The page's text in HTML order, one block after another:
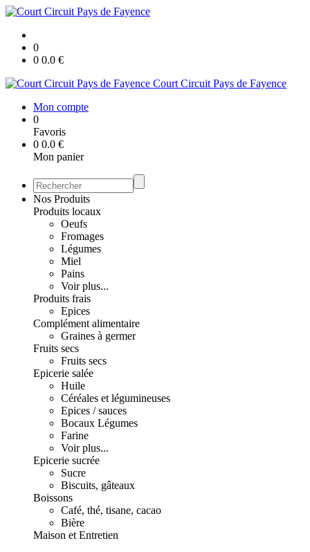
0
0 0.0 €
Court Circuit Pays de Fayence
Mon compte
0
Favoris
0 0.0 €
Mon panier
Nos Produits
Produits locaux
Oeufs
Fromages
Légumes
Miel
Pains
Voir plus...
Produits frais
Epices
Complément alimentaire
Graines à germer
Fruits secs
Fruits secs
Epicerie salée
Huile
Céréales et légumineuses
Epices / sauces
Bocaux Légumes
Farine
Voir plus...
Epicerie sucrée
Sucre
Biscuits, gâteaux
Boissons
Café, thé, tisane, cacao
Bière
Maison et Entretien